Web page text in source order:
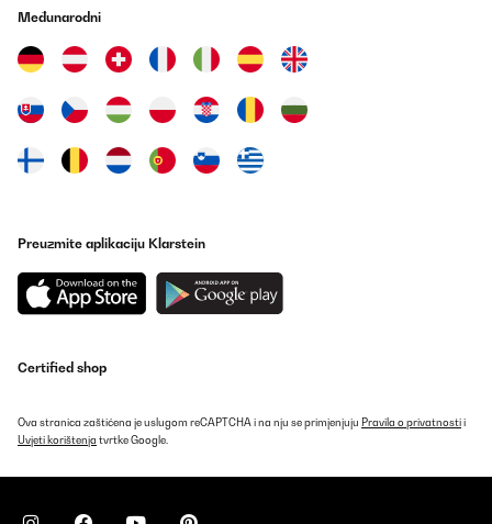
Međunarodni
Preuzmite aplikaciju Klarstein
Certified shop
Ova stranica zaštićena je uslugom reCAPTCHA i na nju se primjenjuju Pravila o privatnostii
Uvjeti korištenja tvrtke Google.